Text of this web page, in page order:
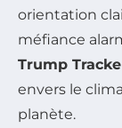
orientation
méfiance
Trump
envers le
planète.